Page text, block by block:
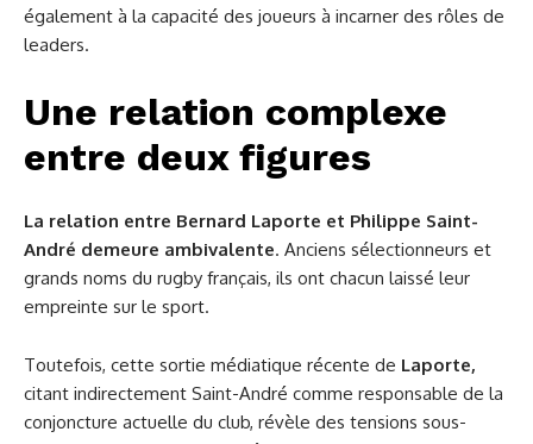
également à la capacité des joueurs à incarner des rôles de
leaders.
Une relation complexe
entre deux figures
La relation entre Bernard Laporte et Philippe Saint-
André demeure ambivalente. Anciens sélectionneurs et
grands noms du rugby français, ils ont chacun laissé leur
empreinte sur le sport.
Toutefois, cette sortie médiatique récente de Laporte,
citant indirectement Saint-André comme responsable de la
conjoncture actuelle du club, révèle des tensions sous-